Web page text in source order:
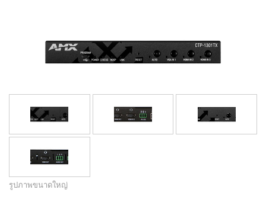
รูปภาพขนาดใหญ่